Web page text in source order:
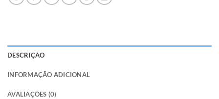
DESCRIÇÃO
INFORMAÇÃO ADICIONAL
AVALIAÇÕES (0)